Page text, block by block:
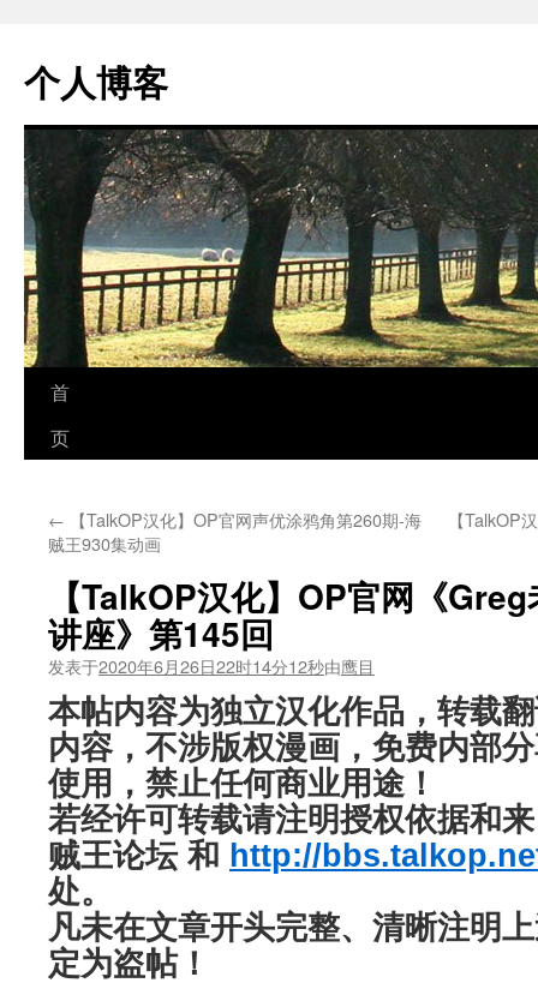
个人博客
跳
至
文
首
页
← 【TalkOP汉化】OP官网声优涂鸦角第260期-海
贼王930集动画
【TalkOP
【TalkOP汉化】OP官网《
讲座》第145回
发表于2020年6月26日22时14分12秒由鹰目
本帖内容为独立汉化作品，转载
内容，不涉版权漫画，免费内部
使用，禁止任何商业用途！
若经许可转载请注明授权依据和
贼王论坛 和 http://
处。
凡未在文章开头完整、清晰注明
定为盗帖！